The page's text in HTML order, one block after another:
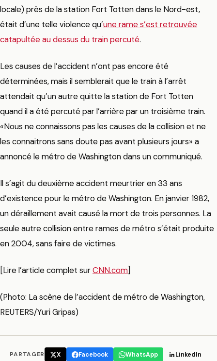
locale) près de la station Fort Totten dans le Nord-est,
était d’une telle violence qu’une rame s’est retrouvée
catapultée au dessus du train percuté.
Les causes de l’accident n’ont pas encore été
déterminées, mais il semblerait que le train à l’arrêt
attendait qu’un autre quitte la station de Fort Totten
quand il a été percuté par l’arrière par un troisième train.
«Nous ne connaissons pas les causes de la collision et ne
les connaitrons sans doute pas avant plusieurs jours» a
annoncé le métro de Washington dans un communiqué.
Il s’agit du deuxième accident meurtrier en 33 ans
d’existence pour le métro de Washington. En janvier 1982,
un déraillement avait causé la mort de trois personnes. La
seule autre collision entre rames de métro s’était produite
en 2004, sans faire de victimes.
[Lire l’article complet surCNN.com]
(Photo: La scène de l’accident de métro de Washington,
REUTERS/Yuri Gripas)
PARTAGER X Facebook WhatsApp
LinkedIn